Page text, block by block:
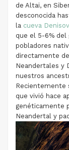
de Altai, en
desconocida
la cueva
que el 5-6% del
pobladores
directamente
Neandertales y
nuestros
Recientemente
que vivió hace
genéticamente
Neandertal y